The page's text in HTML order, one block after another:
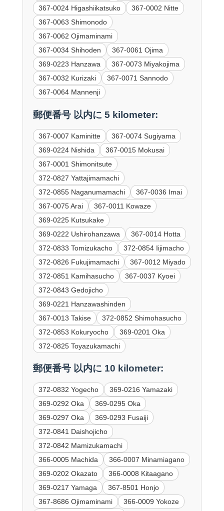
367-0024 Higashiikatsuko
367-0002 Nitte
367-0063 Shimonodo
367-0062 Ojimaminami
367-0034 Shihoden
367-0061 Ojima
369-0223 Hanzawa
367-0073 Miyakojima
367-0032 Kurizaki
367-0071 Sannodo
367-0064 Mannenji
郵便番号 以内に 5 kilometer:
367-0007 Kaminitte
367-0074 Sugiyama
369-0224 Nishida
367-0015 Mokusai
367-0001 Shimonitsute
372-0827 Yattajimamachi
372-0855 Naganumamachi
367-0036 Imai
367-0075 Arai
367-0011 Kowaze
369-0225 Kutsukake
369-0222 Ushirohanzawa
367-0014 Hotta
372-0833 Tomizukacho
372-0854 Iijimacho
372-0826 Fukujimamachi
367-0012 Miyado
372-0851 Kamihasucho
367-0037 Kyoei
372-0843 Gedojicho
369-0221 Hanzawashinden
367-0013 Takise
372-0852 Shimohasucho
372-0853 Kokuryocho
369-0201 Oka
372-0825 Toyazukamachi
郵便番号 以内に 10 kilometer:
372-0832 Yogecho
369-0216 Yamazaki
369-0292 Oka
369-0295 Oka
369-0297 Oka
369-0293 Fusaiji
372-0841 Daishojicho
372-0842 Mamizukamachi
366-0005 Machida
366-0007 Minamiagano
369-0202 Okazato
366-0008 Kitaagano
369-0217 Yamaga
367-8501 Honjo
367-8686 Ojimaminami
366-0009 Yokoze